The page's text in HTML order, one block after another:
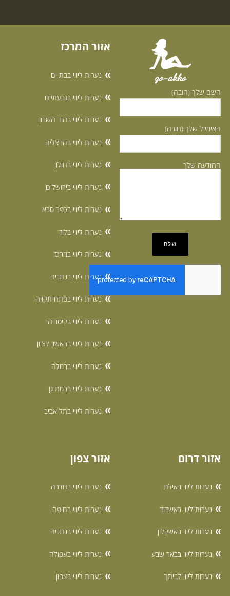
go-akko
השם שלך (חובה)
האימייל שלך (חובה)
ההודעה שלך
אזור המרכז
נערות ליווי בבת ים
נערות ליווי בגבעתיים
נערות ליווי בהוד השרון
נערות ליווי בהרצליה
נערות ליווי בחולון
נערות ליווי בירושלים
נערות ליווי בכפר סבא
נערות ליווי בלוד
נערות ליווי במרכז
נערות ליווי בנתניה
נערות ליווי בפתח תקווה
נערות ליווי בקיסריה
נערות ליווי בראשון לציון
נערות ליווי ברמלה
נערות ליווי ברמת גן
נערות ליווי בתל אביב
אזור דרום
נערות ליווי באילת
נערות ליווי באשדוד
נערות ליווי באשקלון
נערות ליווי בבאר שבע
נערות ליווי לביתך
אזור צפון
נערות ליווי בחדרה
נערות ליווי בחיפה
נערות ליווי בנתניה
נערות ליווי בעפולה
נערות ליווי בצפון